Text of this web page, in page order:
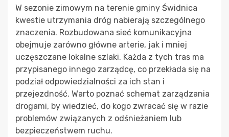
W sezonie zimowym na terenie gminy Świdnica
kwestie utrzymania dróg nabierają szczególnego
znaczenia. Rozbudowana sieć komunikacyjna
obejmuje zarówno główne arterie, jak i mniej
uczęszczane lokalne szlaki. Każda z tych tras ma
przypisanego innego zarządcę, co przekłada się na
podział odpowiedzialności za ich stan i
przejezdność. Warto poznać schemat zarządzania
drogami, by wiedzieć, do kogo zwracać się w razie
problemów związanych z odśnieżaniem lub
bezpieczeństwem ruchu.